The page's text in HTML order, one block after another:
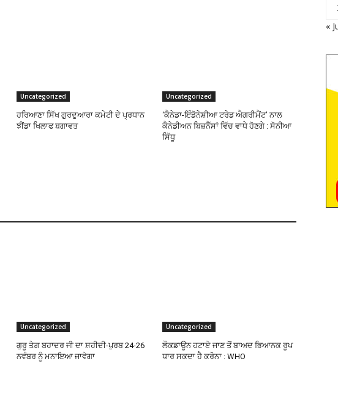
Uncategorized
ਹਰਿਆਣਾ ਸਿੱਖ ਗੁਰਦੁਆਰਾ ਕਮੇਟੀ ਦੇ ਪ੍ਰਧਾਨ
ਝੀਂਡਾ ਖਿਲਾਫ ਬਗਾਵਤ
Uncategorized
‘ਕੈਨੇਡਾ-ਇੰਡੋਨੇਸ਼ੀਆ ਟਰੇਡ ਐਗਰੀਮੈਂਟ’ ਨਾਲ
ਕੈਨੇਡੀਅਨ ਬਿਜ਼ਨੈੱਸਾਂ ਵਿੱਚ ਵਾਧੇ ਹੋਣਗੇ : ਸੋਨੀਆ
ਸਿੱਧੂ
Uncategorized
ਗੁਰੂ ਤੇਗ਼ ਬਹਾਦਰ ਜੀ ਦਾ ਸ਼ਹੀਦੀ-ਪੁਰਬ 24-26
ਨਵੰਬਰ ਨੂੰ ਮਨਾਇਆ ਜਾਵੇਗਾ
Uncategorized
ਲੌਕਡਾਊਨ ਹਟਾਏ ਜਾਣ ਤੋਂ ਬਾਅਦ ਭਿਆਨਕ ਰੂਪ
ਧਾਰ ਸਕਦਾ ਹੈ ਕਰੋਨਾ : WHO
«